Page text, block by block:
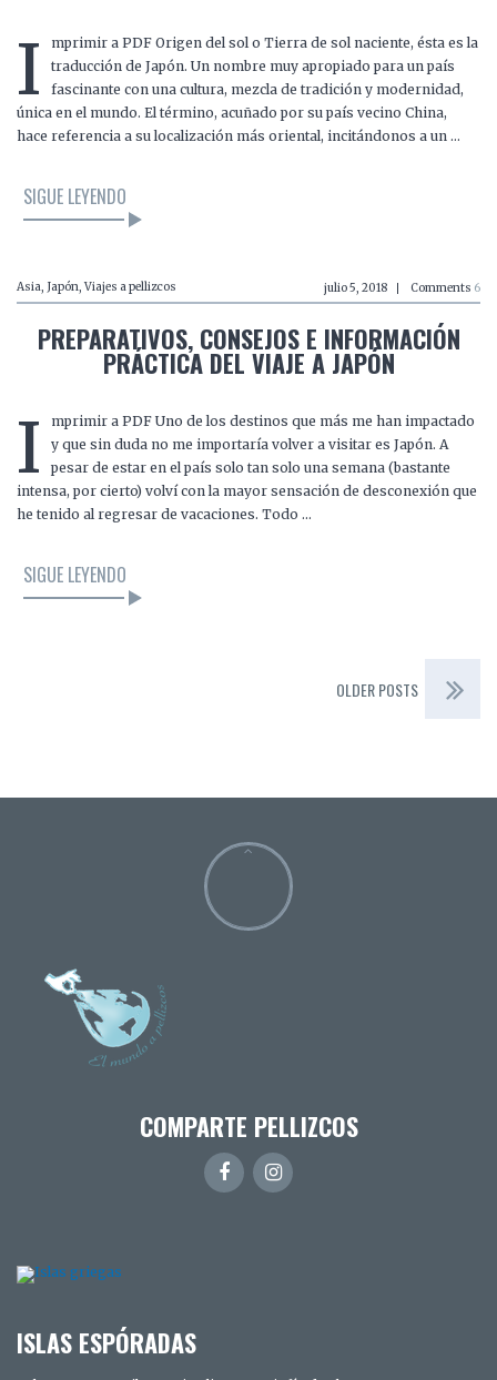
I
mprimir a PDF Origen del sol o Tierra de sol naciente, ésta es la
traducción de Japón. Un nombre muy apropiado para un país
fascinante con una cultura, mezcla de tradición y modernidad,
única en el mundo. El término, acuñado por su país vecino China,
hace referencia a su localización más oriental, incitándonos a un …
SIGUE LEYENDO
Asia Japón Viajes a pellizcos julio 5, 2018 Comments 6
PREPARATIVOS, CONSEJOS E INFORMACIÓN
PRÁCTICA DEL VIAJE A JAPÓN
I
mprimir a PDF Uno de los destinos que más me han impactado
y que sin duda no me importaría volver a visitar es Japón. A
pesar de estar en el país solo tan solo una semana (bastante
intensa, por cierto) volví con la mayor sensación de desconexión que
he tenido al regresar de vacaciones. Todo …
SIGUE LEYENDO
OLDER POSTS
COMPARTE PELLIZCOS
ISLAS ESPÓRADAS